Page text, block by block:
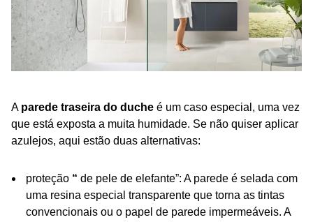
A parede traseira do duche é um caso especial, uma vez
que está exposta a muita humidade. Se não quiser aplicar
azulejos, aqui estão duas alternativas:
proteção “ de pele de elefante”: A parede é selada com
uma resina especial transparente que torna as tintas
convencionais ou o papel de parede impermeáveis. A